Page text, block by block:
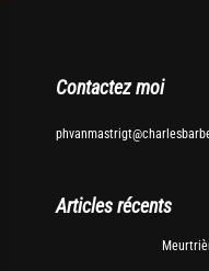
Contactez moi
Articles récents